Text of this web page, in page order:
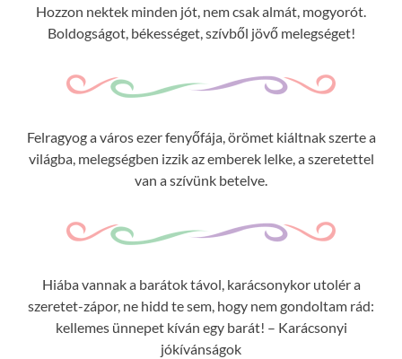
Hozzon nektek minden jót, nem csak almát, mogyorót.
Boldogságot, békességet, szívből jövő melegséget!
Felragyog a város ezer fenyőfája, örömet kiáltnak szerte a
világba, melegségben izzik az emberek lelke, a szeretettel
van a szívünk betelve.
Hiába vannak a barátok távol, karácsonykor utolér a
szeretet-zápor, ne hidd te sem, hogy nem gondoltam rád:
kellemes ünnepet kíván egy barát! – Karácsonyi
jókívánságok